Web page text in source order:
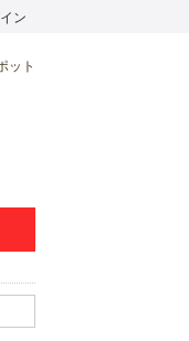
ン
ット